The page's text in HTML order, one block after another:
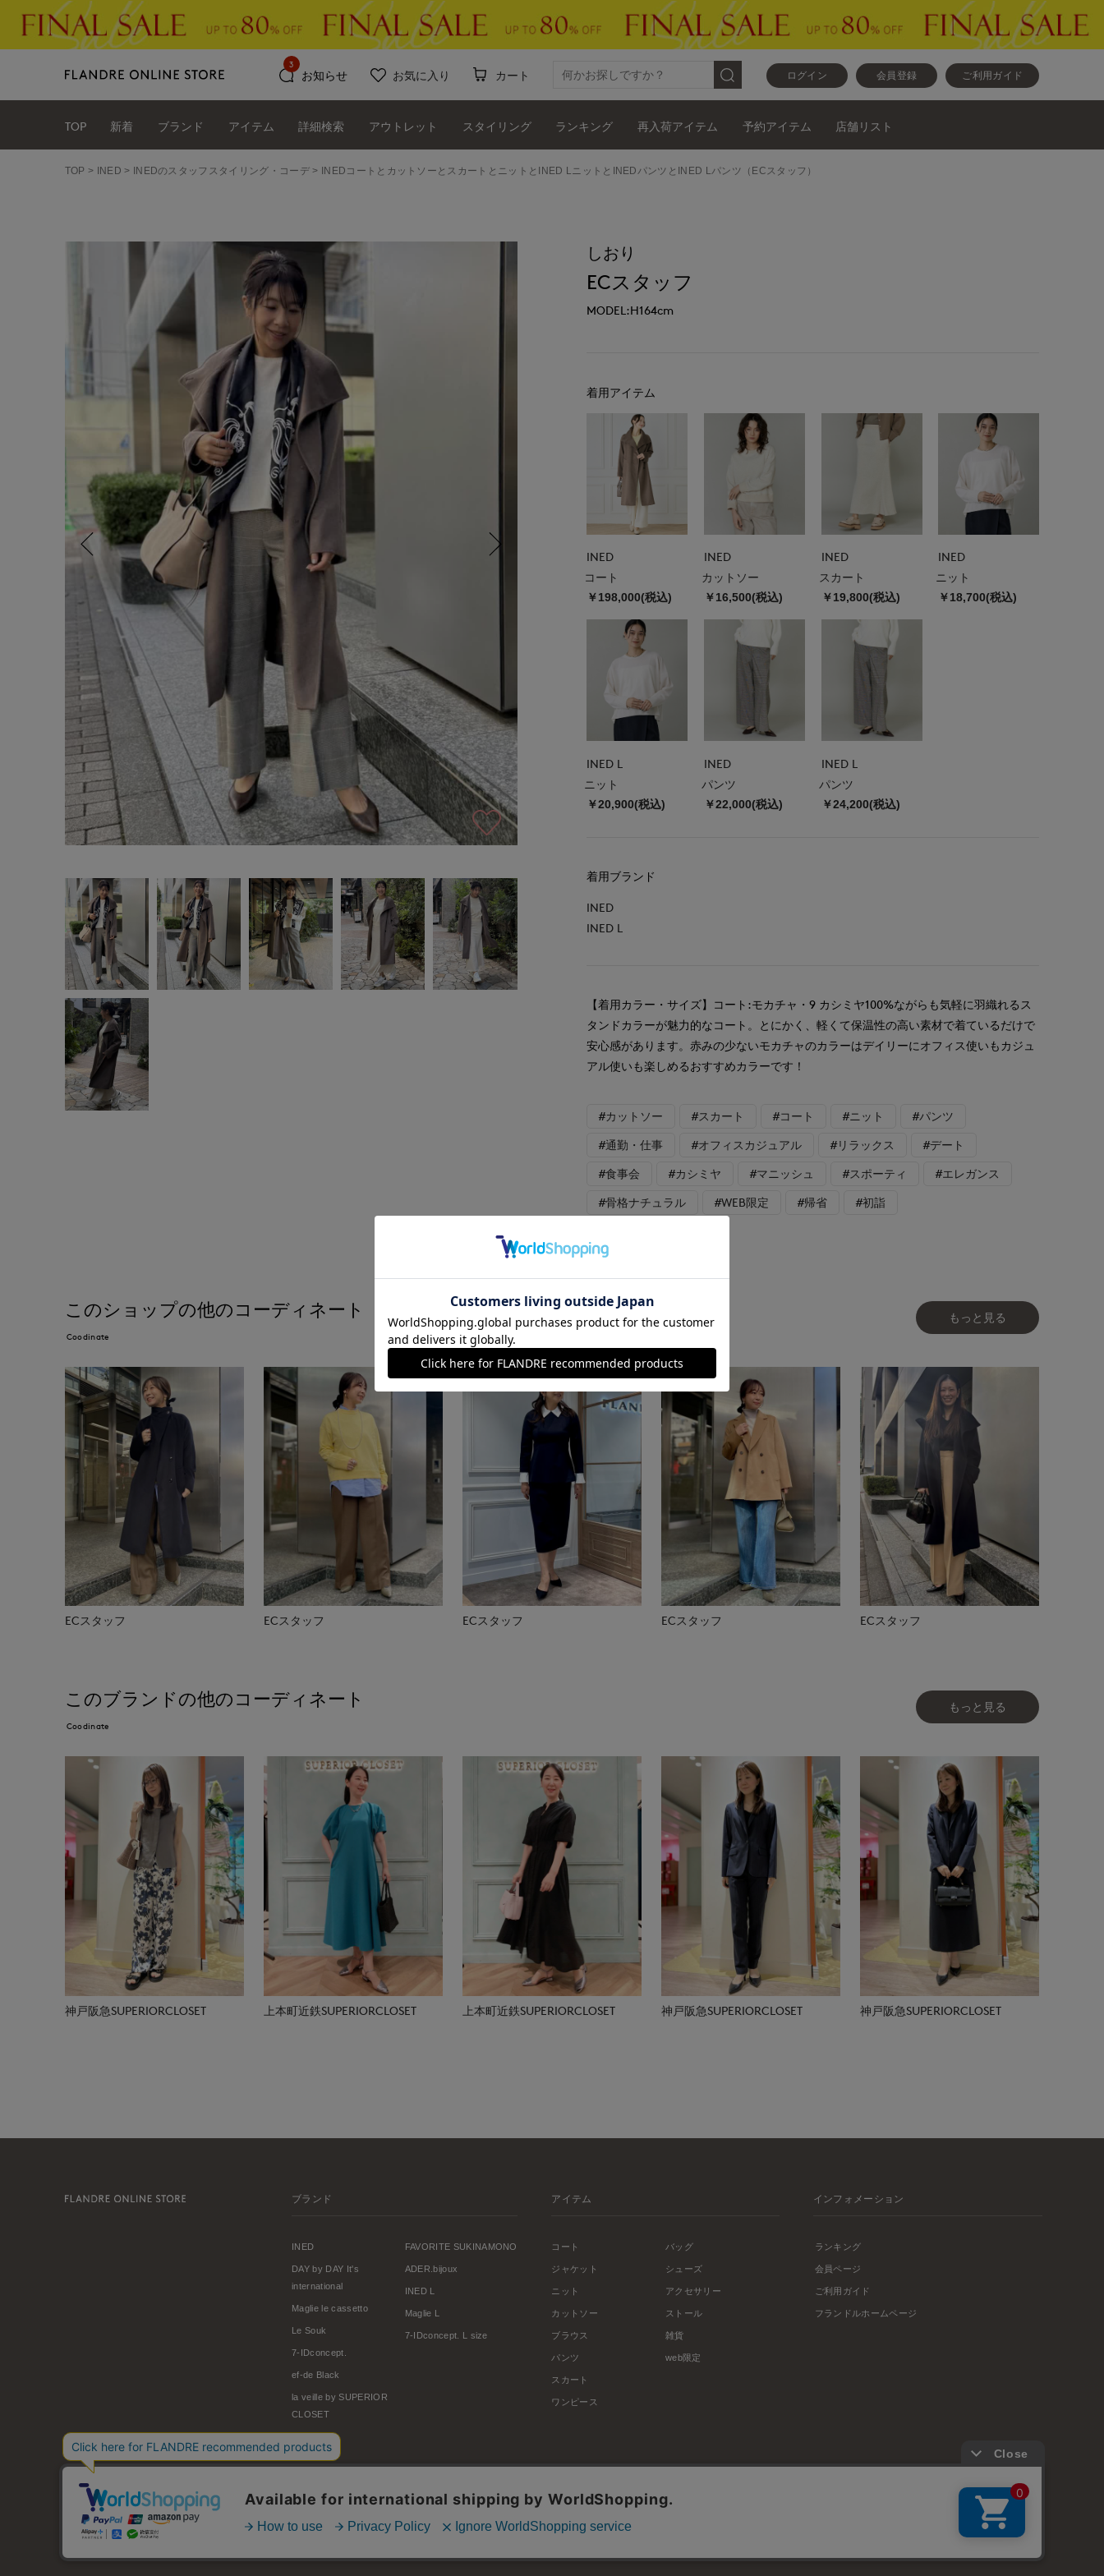
ログイン 会員登録 ご利用ガイド
お知らせ
3
お気に入り カート
TOP 新着 ブランド アイテム 詳細検索 アウトレット スタイリング ランキング 再入荷アイテム 予約アイテム 店舗リスト
TOP INED INEDのスタッフスタイリング・コーデ INEDコートとカットソーとスカートとニットとINED LニットとINEDパンツとINED Lパンツ（ECスタッフ）
しおり
ECスタッフ
MODEL:H164cm
着用アイテム
INED
コート
￥198,000(税込)
INED
カットソー
￥16,500(税込)
INED
スカート
￥19,800(税込)
INED
ニット
￥18,700(税込)
INED L
ニット
￥20,900(税込)
INED
パンツ
￥22,000(税込)
INED L
パンツ
￥24,200(税込)
着用ブランド
INED
INED L
【着用カラー・サイズ】コート:モカチャ・9 カシミヤ100%ながらも気軽に羽織れるス
タンドカラーが魅力的なコート。とにかく、軽くて保温性の高い素材で着ているだけで
安心感があります。赤みの少ないモカチャのカラーはデイリーにオフィス使いもカジュ
アル使いも楽しめるおすすめカラーです！
#カットソー #スカート #コート #ニット #パンツ
#通勤・仕事 #オフィスカジュアル #リラックス #デート
#食事会 #カシミヤ #マニッシュ #スポーティ #エレガンス
#骨格ナチュラル #WEB限定 #帰省 #初詣
このショップの他のコーディネート
Coodinate
もっと見る
ECスタッフ ECスタッフ ECスタッフ ECスタッフ ECスタッフ
このブランドの他のコーディネート
Coodinate
もっと見る
神戸阪急SUPERIORCLOSET 上本町近鉄SUPERIORCLOSET 上本町近鉄SUPERIORCLOSET 神戸阪急SUPERIORCLOSET 神戸阪急SUPERIORCLOSET
ブランド
INED
DAY by DAY It's
international
Maglie le cassetto
Le Souk
7-IDconcept.
ef-de Black
la veille by SUPERIOR
CLOSET
FAVORITE SUKINAMONO
ADER.bijoux
INED L
Maglie L
7-IDconcept. L size
アイテム
コート
ジャケット
ニット
カットソー
ブラウス
パンツ
スカート
ワンピース
バッグ
シューズ
アクセサリー
ストール
雑貨
web限定
インフォメーション
ランキング
会員ページ
ご利用ガイド
フランドルホームページ
© FLANDRE CO., LTD.